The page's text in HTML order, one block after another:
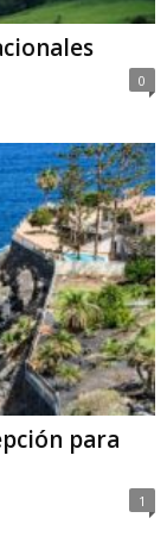
0
para
1